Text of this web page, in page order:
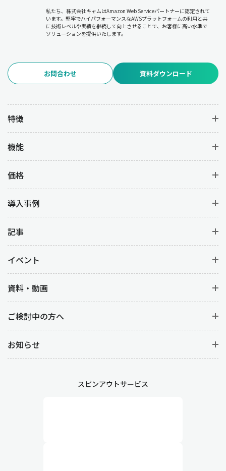
私たち、株式会社キャムはAmazon Web Serviceパートナーに認定されて
います。堅牢でハイパフォーマンスなAWSプラットフォームの利用と共
に技術レベルや実績を継続して向上させることで、お客様に高い水準で
ソリューションを提供いたします。
お問合わせ 資料ダウンロード
特徴
機能
価格
導入事例
記事
イベント
資料・動画
ご検討中の方へ
お知らせ
スピンアウトサービス